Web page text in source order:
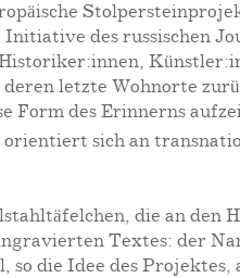
des russischen
letzte Wohnorte
des Erinnerns
sich an
die an den
Textes: der
die Idee des